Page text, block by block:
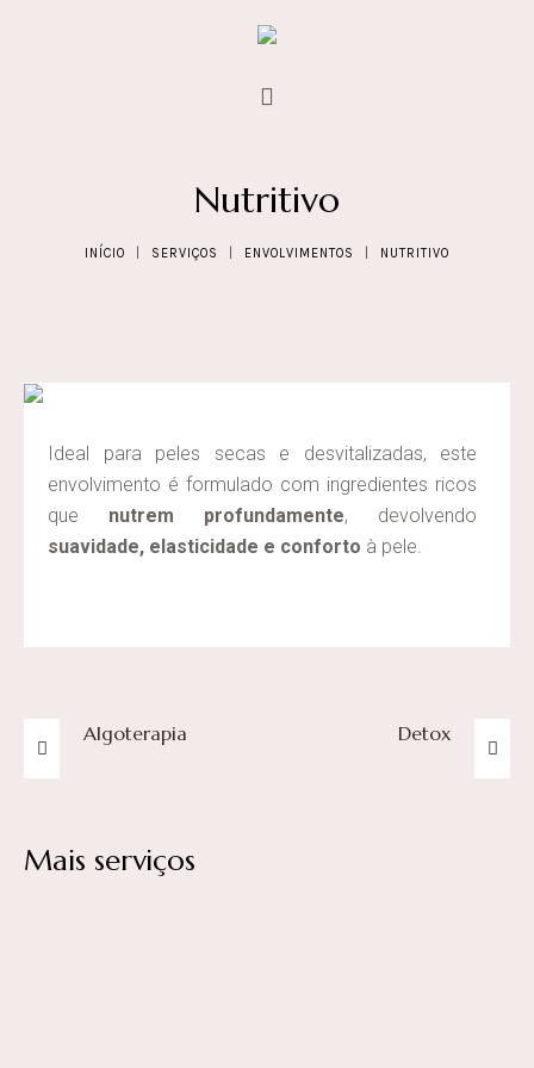
Nutritivo
INÍCIO SERVIÇOS ENVOLVIMENTOS NUTRITIVO
Ideal para peles secas e desvitalizadas, este
envolvimento é formulado com ingredientes ricos
que nutrem profundamente, devolvendo
suavidade, elasticidade e conforto à pele.
Algoterapia Detox